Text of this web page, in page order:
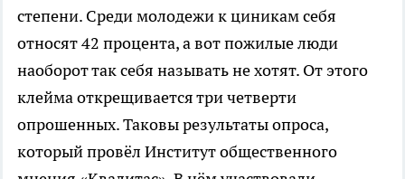
степени. Среди молодежи к циникам себя
относят 42 процента, а вот пожилые люди
наоборот так себя называть не хотят. От этого
клейма открещивается три четверти
опрошенных. Таковы результаты опроса,
который провёл Институт общественного